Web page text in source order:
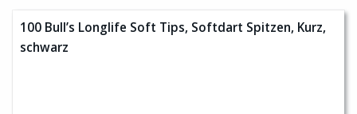
100 Bull’s Longlife Soft Tips, Softdart Spitzen, Kurz,
schwarz